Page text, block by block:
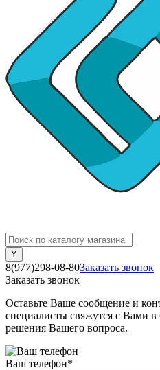
8(977)298-08-80Заказать звонок
Заказать звонок
Оставьте Ваше сообщение и
специалисты свяжутся с Вами
решения Вашего вопроса.
Ваш телефон*